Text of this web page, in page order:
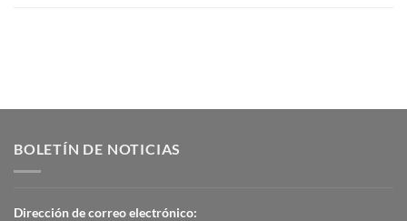
BOLETÍN DE NOTICIAS
Dirección de correo electrónico: